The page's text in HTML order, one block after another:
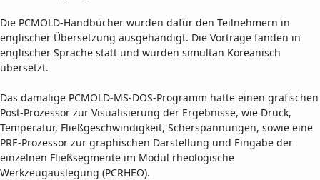
Die PCMOLD-Handbücher wurden dafür den Teilnehmern in
englischer Übersetzung ausgehändigt. Die Vorträge fanden in
englischer Sprache statt und wurden simultan Koreanisch
übersetzt.
Das damalige PCMOLD-MS-DOS-Programm hatte einen grafischen
Post-Prozessor zur Visualisierung der Ergebnisse, wie Druck,
Temperatur, Fließgeschwindigkeit, Scherspannungen, sowie eine
PRE-Prozessor zur graphischen Darstellung und Eingabe der
einzelnen Fließsegmente im Modul rheologische
Werkzeugauslegung (PCRHEO).